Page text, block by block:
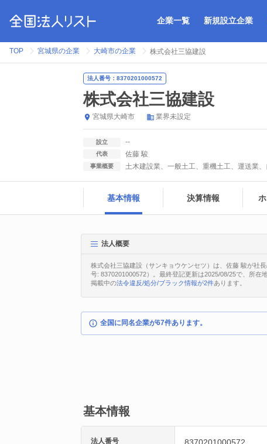
企業一覧 新規設立企業
TOP 宮城県の企業 大崎市の企業 株式会社三協建設
法人番号：8370201000572
株式会社三協建設
宮城県大崎市 業界未設定
設立 --
代表 佐藤 駿
事業概要 土木建設業、一般土工、重機土工、運送業
基本情報 決算情報
法人概要
株式会社三協建設（サンキョウケンセツ）は、佐藤 駿が社
号: 8370201000572）。最終登記更新は2025/08/25で、所在
掲載中の法令違反/処分/ブラック情報が2件あります。
全国に同名企業が67件あります。
基本情報
法人番号